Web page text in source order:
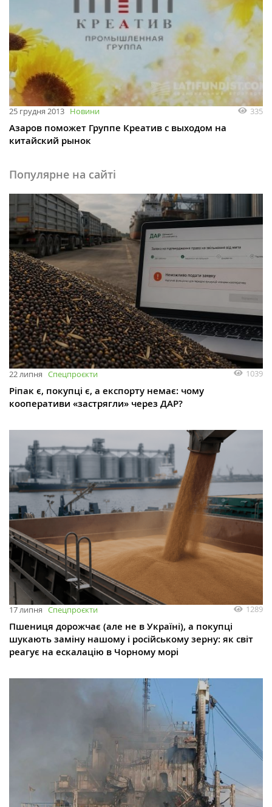
25 грудня 2013 Новини 335
Азаров поможет Группе Креатив с выходом на
китайский рынок
Популярне на сайті
22 липня Спецпроєкти 1039
Ріпак є, покупці є, а експорту немає: чому
кооперативи «застрягли» через ДАР?
17 липня Спецпроєкти 1289
Пшениця дорожчає (але не в Україні), а покупці
шукають заміну нашому і російському зерну: як світ
реагує на ескалацію в Чорному морі